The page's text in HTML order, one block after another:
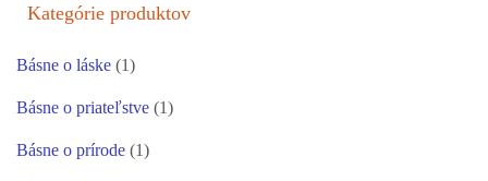
Kategórie produktov
Básne o láske (1)
Básne o priateľstve (1)
Básne o prírode (1)